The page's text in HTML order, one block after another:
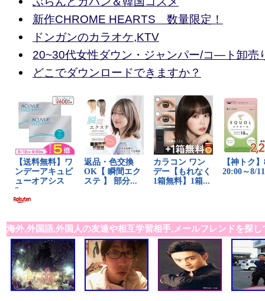
新作CHROME HEARTS 数量限定！
ドンガンのカラオケ,KTV
20~30代女性ダウン・ジャンパー/コ―ト卸売
どこでダウンロードできますか？
海外,外国語,外国人の友達や相互学習相手,メールフレンドを探し